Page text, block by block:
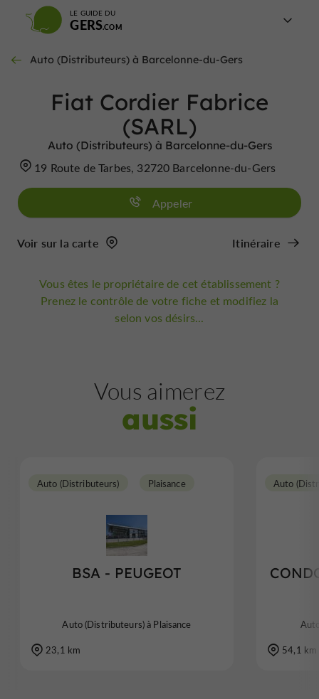
LE GUIDE DU
GERS
Auto (Distributeurs) à Barcelonne-du-Gers
Fiat Cordier Fabrice
(SARL)
Auto (Distributeurs) à Barcelonne-du-Gers
19 Route de Tarbes, 32720 Barcelonne-du-Gers
Appeler
Voir sur la carte Itinéraire
Vous êtes le propriétaire de cet établissement ?
Prenez le contrôle de votre fiche et modifiez la
selon vos désirs...
Vous aimerez
aussi
BSA - PEUGEOT
Auto (Distributeurs) Plaisance
Auto (Distributeurs) à Plaisance
23,1 km
Auto
54,1 km